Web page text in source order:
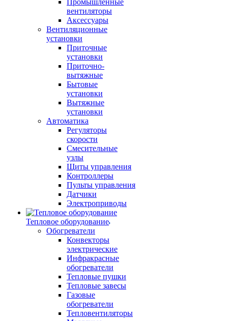
Промышленные
вентиляторы
Аксессуары
Вентиляционные
установки
Приточные
установки
Приточно-
вытяжные
Бытовые
установки
Вытяжные
установки
Автоматика
Регуляторы
скорости
Смесительные
узлы
Щиты управления
Контроллеры
Пульты управления
Датчики
Электроприводы
Тепловое оборудование
Обогреватели
Конвекторы
электрические
Инфракрасные
обогреватели
Тепловые пушки
Тепловые завесы
Газовые
обогреватели
Тепловентиляторы